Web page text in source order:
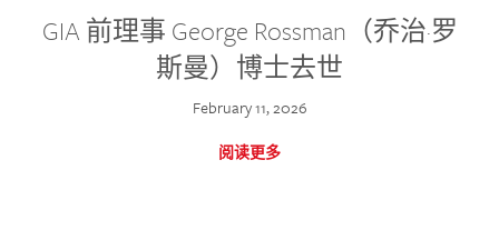
GIA 前理事 George Rossman（乔治·罗
斯曼）博士去世
February 11, 2026
阅读更多